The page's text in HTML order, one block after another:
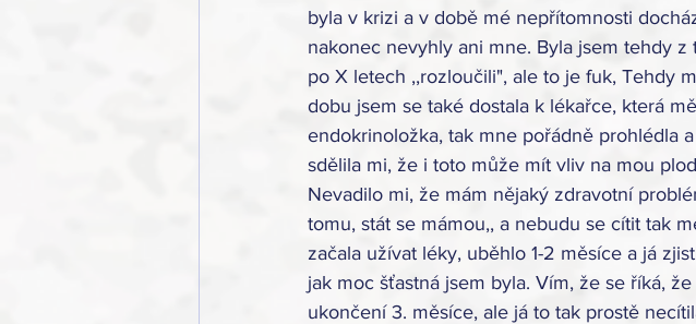
byla v krizi a v době mé nepřítomnosti
nakonec nevyhly ani mne. Byla jsem tehdy
po X letech ,,rozloučili", ale to je fuk, Tehdy
dobu jsem se také dostala k lékařce, která
endokrinoložka, tak mne pořádně prohlédla
sdělila mi, že i toto může mít vliv na mou
Nevadilo mi, že mám nějaký zdravotní
tomu, stát se mámou,, a nebudu se cítit tak
začala užívat léky, uběhlo 1-2 měsíce a já
jak moc šťastná jsem byla. Vím, že se říká,
ukončení 3. měsíce, ale já to tak prostě